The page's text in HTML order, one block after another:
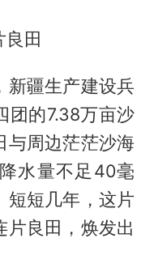
良田
新疆生产建设兵
团的7.38万亩沙
与周边茫茫沙海
水量不足40毫
短短几年，这片
片良田，焕发出